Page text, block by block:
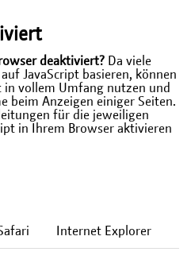
deaktiviert? Da viele
JavaScript basieren, können
in vollem Umfang nutzen und
beim Anzeigen einiger Seiten.
für die jeweiligen
in Ihrem Browser aktivieren
Internet Explorer